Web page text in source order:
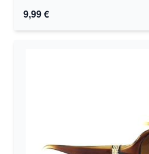
9,99 €